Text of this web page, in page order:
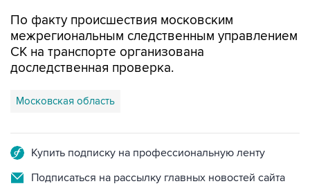
По факту происшествия московским
межрегиональным следственным управлением
СК на транспорте организована
доследственная проверка.
Московская область
Купить подписку на профессиональную ленту
Подписаться на рассылку главных новостей сайта